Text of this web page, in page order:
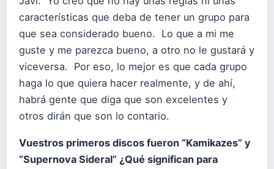
características que deba de tener un grupo para
que sea considerado bueno. Lo que a mi me
guste y me parezca bueno, a otro no le gustará y
viceversa. Por eso, lo mejor es que cada grupo
haga lo que quiera hacer realmente, y de ahí,
habrá gente que diga que son excelentes y
otros dirán que son lo contario.
Vuestros primeros discos fueron “Kamikazes” y
“Supernova Sideral” ¿Qué significan para